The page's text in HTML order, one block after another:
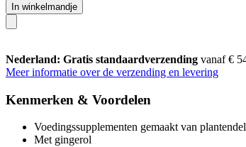
In winkelmandje
Nederland: Gratis standaardverzending vanaf €
Meer informatie over de verzending en levering
Kenmerken & Voordelen
Voedingssupplementen gemaakt van
Met gingerol